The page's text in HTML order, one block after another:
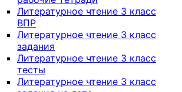
Литературное чтение 3 класс
ВПР
Литературное чтение 3 класс
задания
Литературное чтение 3 класс
тесты
Литературное чтение 3 класс